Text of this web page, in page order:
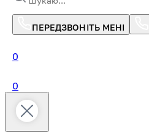
ПЕРЕДЗВОНІТЬ МЕНІ
0
0